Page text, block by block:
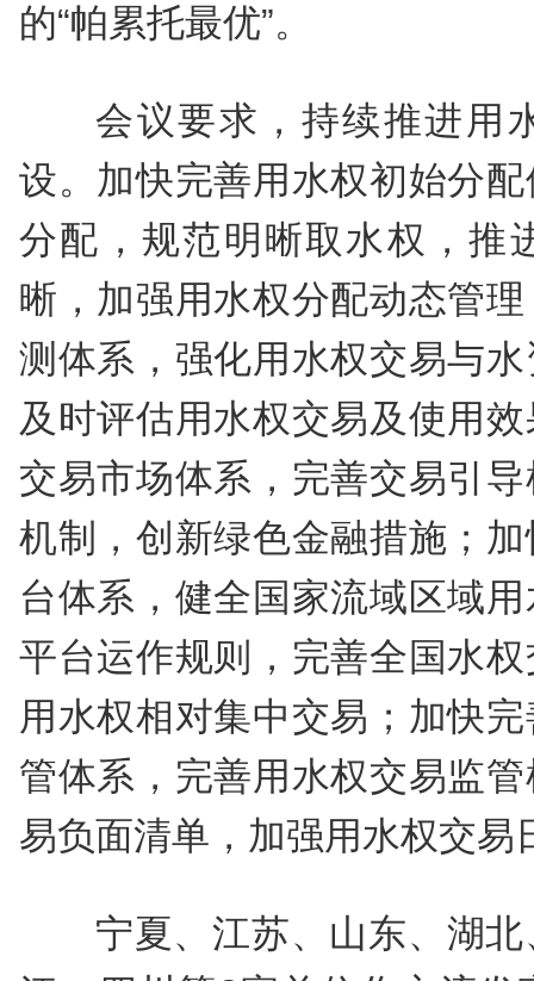
的“帕累托最优”。
会议要求，持续推进用
设。加快完善用水权初始分
分配，规范明晰取水权，推
晰，加强用水权分配动态管
测体系，强化用水权交易与
及时评估用水权交易及使用
交易市场体系，完善交易引
机制，创新绿色金融措施；
台体系，健全国家流域区域
平台运作规则，完善全国水
用水权相对集中交易；加快
管体系，完善用水权交易监
易负面清单，加强用水权交易
宁夏、江苏、山东、湖